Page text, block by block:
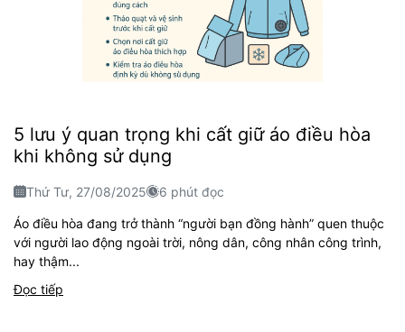
5 lưu ý quan trọng khi cất giữ áo điều hòa
khi không sử dụng
Thứ Tư, 27/08/2025 6 phút đọc
Áo điều hòa đang trở thành “người bạn đồng hành” quen thuộc
với người lao động ngoài trời, nông dân, công nhân công trình,
hay thậm...
Đọc tiếp